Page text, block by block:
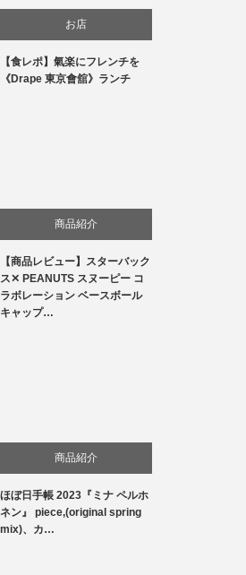
お店
食べ物
【食レポ】氣楽にフレンチを
《Drape 東京會舘》ランチ
商品紹介
【商品レビュー】スターバック
ス✕ PEANUTS スヌーピー コ
ラボレーション ベースボール
キャップ…
商品紹介
生活
ほぼ日手帳 2023『ミナ ペルホ
ネン』 piece,(original spring
mix)、カ…